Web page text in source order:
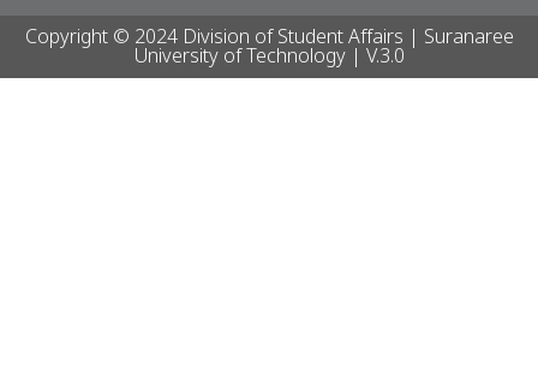
Copyright © 2024 Division of Student Affairs | Suranaree
University of Technology | V.3.0